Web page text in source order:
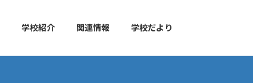
学校紹介 関連情報 学校だより